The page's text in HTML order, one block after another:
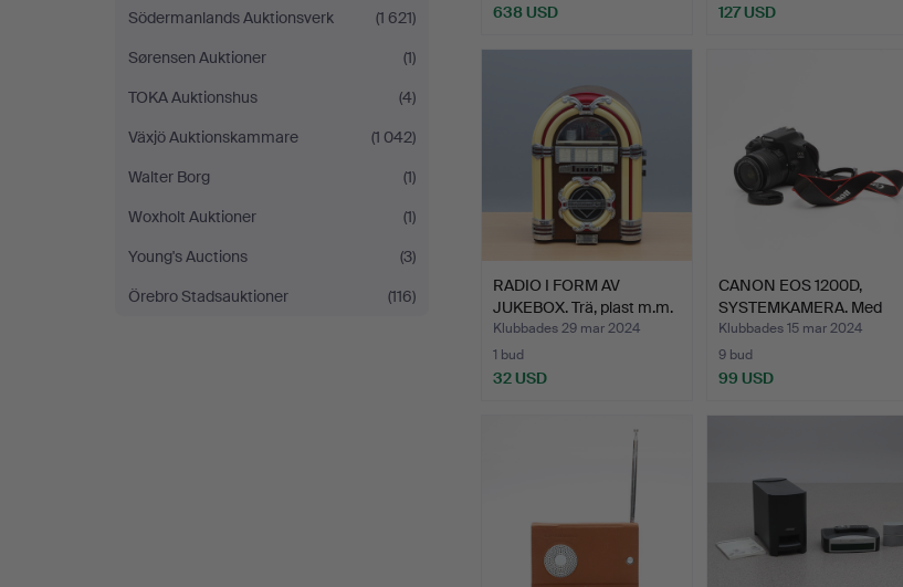
Södermanlands Auktionsverk
(1 621)
Sørensen Auktioner
(1)
TOKA Auktionshus
(4)
Växjö Auktionskammare
(1 042)
Walter Borg
(1)
Woxholt Auktioner
(1)
Young's Auctions
(3)
Örebro Stadsauktioner
(116)
638 USD 127 USD
RADIO I FORM AV
JUKEBOX. Trä, plast m.m.
S…
Klubbades 29 mar 2024
1 bud
32 USD
CANON EOS 1200D,
SYSTEMKAMERA. Med
Canon Z…
Klubbades 15 mar 2024
9 bud
99 USD